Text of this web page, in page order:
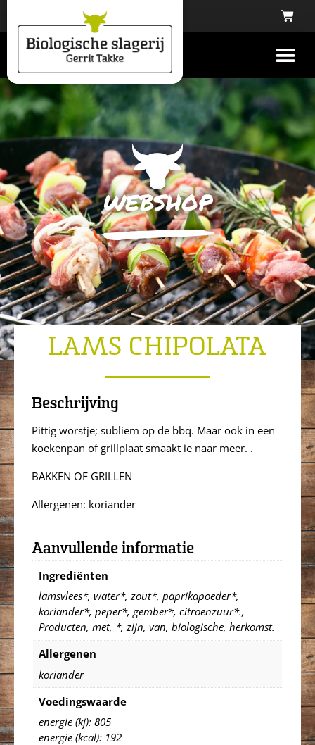
webshop
LAMS CHIPOLATA
Beschrijving
Pittig worstje; subliem op de bbq. Maar ook in een
koekenpan of grillplaat smaakt ie naar meer. .
BAKKEN OF GRILLEN
Allergenen: koriander
Aanvullende informatie
Ingrediënten
lamsvlees*, water*, zout*, paprikapoeder*,
koriander*, peper*, gember*, citroenzuur*.,
Producten, met, *, zijn, van, biologische, herkomst.
Allergenen
koriander
Voedingswaarde
energie (kj): 805
energie (kcal): 192